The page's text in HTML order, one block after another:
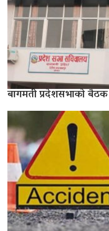
बागमती प्रदेशसभाको